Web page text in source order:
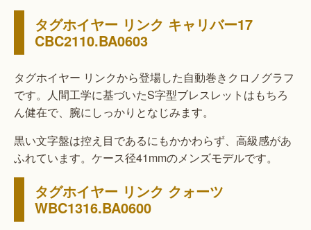
タグホイヤー リンク キャリバー17
CBC2110.BA0603
タグホイヤー リンクから登場した自動巻きクロノグラフ
です。人間工学に基づいたS字型ブレスレットはもちろ
ん健在で、腕にしっかりとなじみます。
黒い文字盤は控え目であるにもかかわらず、高級感があ
ふれています。ケース径41mmのメンズモデルです。
タグホイヤー リンク クォーツ
WBC1316.BA0600